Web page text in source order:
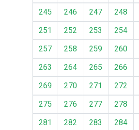
245
246 247 248
251
252 253 254
257
258 259 260
263
264 265 266
269
270 271 272
275
276 277 278
281
282 283 284